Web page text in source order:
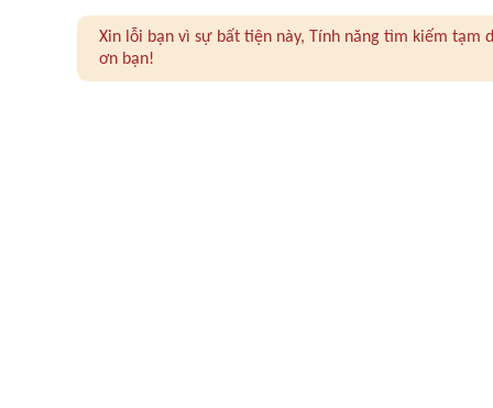
Xin lỗi bạn vì sự bất tiện này, Tính năng tìm kiếm
ơn bạn!